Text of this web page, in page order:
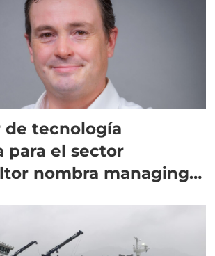
de tecnología
para el sector
nombra managing